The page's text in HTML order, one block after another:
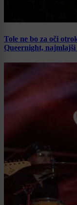
Tole ne bo za oči
Queernight,